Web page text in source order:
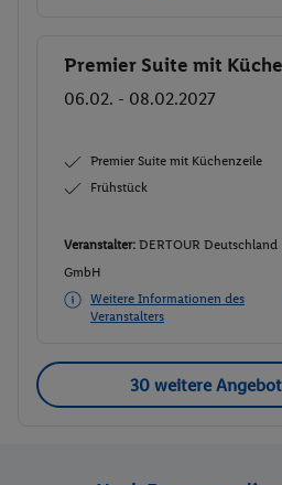
Buchen
Premier Suite mit
06.02. - 08.02.2027
Premier Suite mit Küchenzeile
Frühstück
Veranstalter: DERTOUR Deutschland
GmbH
Weitere Informationen des
Veranstalters
30 weitere